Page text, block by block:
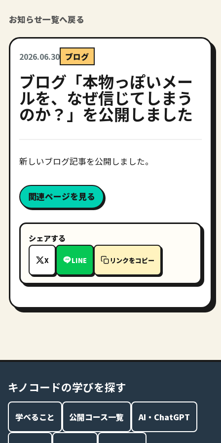
お知らせ一覧へ戻る
2026.06.30 ブログ
ブログ「本物っぽいメー
ルを、なぜ信じてしまう
のか？」を公開しました
新しいブログ記事を公開しました。
関連ページを見る
シェアする
X LINE リンクをコピー
キノコードの学びを探す
学べること 公開コース一覧 AI・ChatGPT